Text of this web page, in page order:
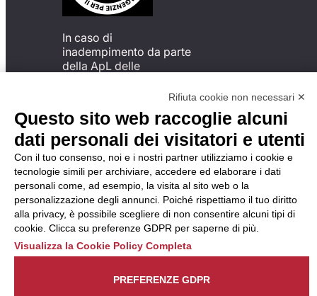
In caso di
inadempimento da parte
della ApL delle
del Codice di Condotta, è
possibile presentare un
reclamo
all’Organismo di
Monitoraggio utilizzando
una delle modalità
descritte al seguente
indirizzo web
https://odm-
agenzielavoro.it/reclami/ .
Rifiuta cookie non necessari ✕
Questo sito web raccoglie alcuni
dati personali dei visitatori e utenti
Con il tuo consenso, noi e i nostri partner utilizziamo i cookie e
tecnologie simili per archiviare, accedere ed elaborare i dati
personali come, ad esempio, la visita al sito web o la
personalizzazione degli annunci. Poiché rispettiamo il tuo diritto
alla privacy, è possibile scegliere di non consentire alcuni tipi di
cookie. Clicca su preferenze GDPR per saperne di più.
Visualizza la Cookie Policy Completa
PREFERENZE GDPR